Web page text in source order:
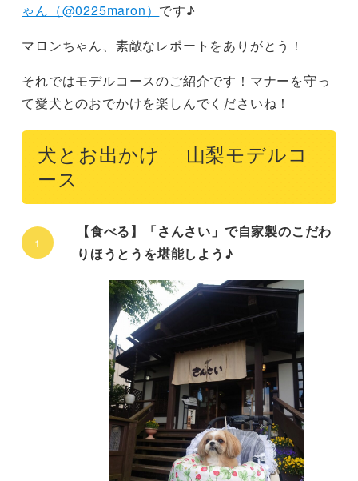
ゃん（@0225maron） です♪
マロンちゃん、素敵なレポートをありがとう！
それではモデルコースのご紹介です！マナーを守っ
て愛犬とのおでかけを楽しんでくださいね！
犬とお出かけ 山梨モデルコ
ース
【食べる】「さんさい」で自家製のこだわ
りほうとうを堪能しよう♪